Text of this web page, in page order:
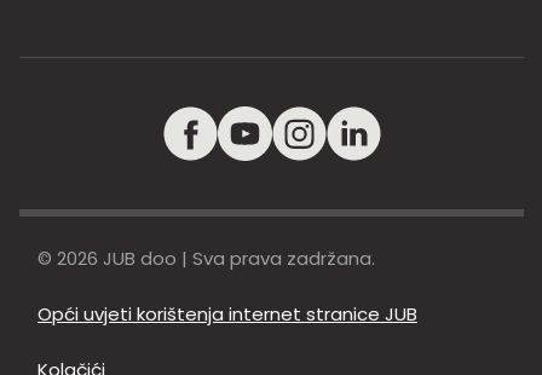
© 2026 JUB doo | Sva prava zadržana.
Opći uvjeti korištenja internet stranice JUB